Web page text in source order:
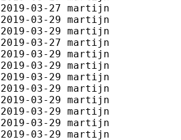
2019-03-27 martijn
2019-03-29 martijn
2019-03-29 martijn
2019-03-27 martijn
2019-03-29 martijn
2019-03-29 martijn
2019-03-29 martijn
2019-03-29 martijn
2019-03-29 martijn
2019-03-29 martijn
2019-03-29 martijn
2019-03-29 martijn